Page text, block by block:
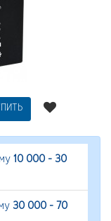
10 000 - 30
30 000 - 70